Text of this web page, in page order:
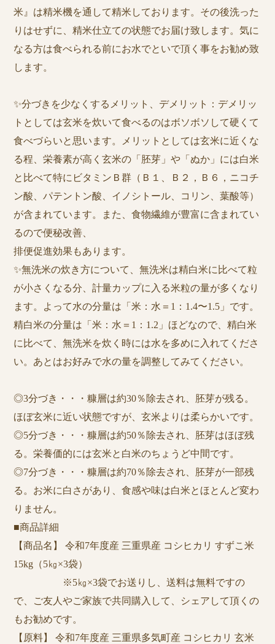
米』は精米機を通して精米しております。その後洗った
りはせずに、精米仕立ての状態でお届け致します。気に
なる方は食べられる前にお水でといで頂く事をお勧め致
します。
✨分づきを少なくするメリット、デメリット：デメリッ
トとしては玄米を炊いて食べるのはボソボソして硬くて
食べづらいと思います。メリットとしては玄米に近くな
る程、栄養素が高く玄米の「胚芽」や「ぬか」には白米
と比べて特にビタミンＢ群（Ｂ１、Ｂ２，Ｂ６，ニコチ
ン酸、パテントン酸、イノシトール、コリン、葉酸等）
が含まれています。また、食物繊維が豊富に含まれてい
るので便秘改善、
排便促進効果もあります。
✨無洗米の炊き方について、無洗米は精白米に比べて粒
が小さくなる分、計量カップに入る米粒の量が多くなり
ます。よって水の分量は「米：水＝1：1.4〜1.5」です。
精白米の分量は「米：水＝1：1.2」ほどなので、精白米
に比べて、無洗米を炊く時には水を多めに入れてくださ
い。あとはお好みで水の量を調整してみてください。
◎3分づき・・・糠層は約30％除去され、胚芽が残る。
ほぼ玄米に近い状態ですが、玄米よりは柔らかいです。
◎5分づき・・・糠層は約50％除去され、胚芽はほぼ残
る。栄養価的には玄米と白米のちょうど中間です。
◎7分づき・・・糠層は約70％除去され、胚芽が一部残
る。お米に白さがあり、食感や味は白米とほとんど変わ
りません。
■商品詳細
【商品名】 令和7年度産 三重県産 コシヒカリ すずこ米
15kg（5㎏×3袋）
※5㎏×3袋でお送りし、送料は無料ですの
で、ご友人やご家族で共同購入して、シェアして頂くの
もお勧めです。
【原料】 令和7年度産 三重県多気町産 コシヒカリ 玄米